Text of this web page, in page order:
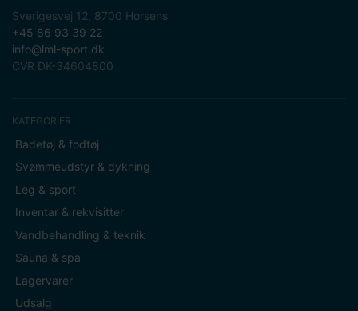
Sverigesvej 12, 8700 Horsens
+45 86 93 39 22
info@lml-sport.dk
CVR DK-34604800
KATEGORIER
Badetøj & fodtøj
Svømmeudstyr & dykning
Leg & sport
Inventar & rekvisitter
Vandbehandling & teknik
Sauna & spa
Lagervarer
Udsalg